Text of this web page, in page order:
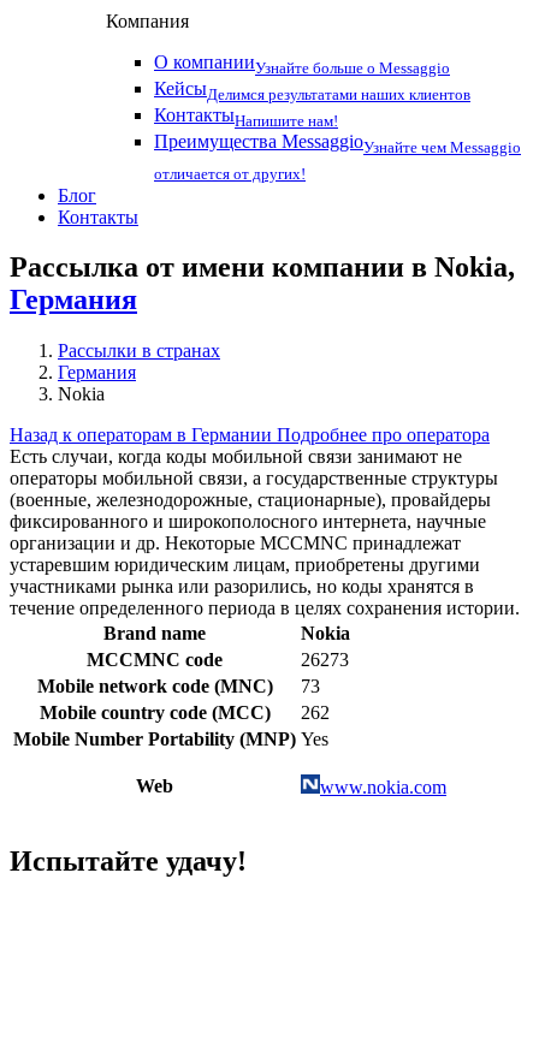
Компания
О компанииУзнайте больше о Messaggio
КейсыДелимся результатами наших клиентов
КонтактыНапишите нам!
Преимущества MessaggioУзнайте чем Messaggio
отличается от других!
Блог
Контакты
Рассылка от имени компании в Nokia,
Германия
Рассылки в странах
Германия
Nokia
Назад к операторам в Германии Подробнее про оператора
Есть случаи, когда коды мобильной связи занимают не
операторы мобильной связи, а государственные структуры
(военные, железнодорожные, стационарные), провайдеры
фиксированного и широкополосного интернета, научные
организации и др. Некоторые MCCMNC принадлежат
устаревшим юридическим лицам, приобретены другими
участниками рынка или разорились, но коды хранятся в
течение определенного периода в целях сохранения истории.
Brand name
Nokia
MCCMNC code
26273
Mobile network code (MNC)
73
Mobile country code (MCC)
262
Mobile Number Portability (MNP) Yes
Web www.nokia.com
Испытайте удачу!